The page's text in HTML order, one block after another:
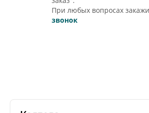
При любых вопросах
звонок